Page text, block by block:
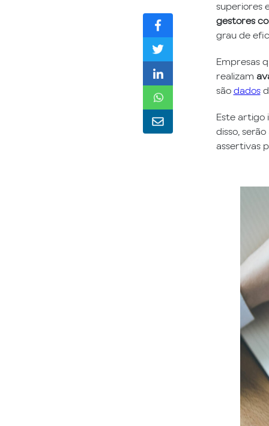
superiores
gestores
grau de
Empresas
realizam
são dados
Este artigo
disso,
assertivas